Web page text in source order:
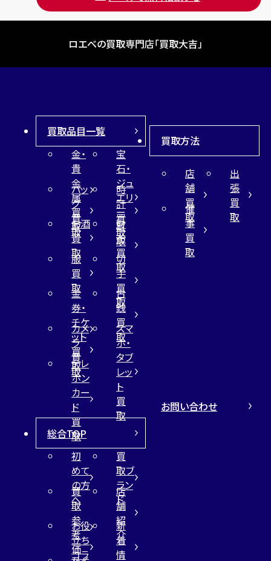
ロエベの買取専門店「買取大吉」
買取品目一覧
金・
貴
金
属
買
取
宝
石・
ジュ
エリ
ー
買
取
バッ
グ
買
取
時
計
買
取
お酒
買
取
財
布
買
取
服
買
取
切
手
買
取
金
券・
チケ
ット
買
取
古
銭
買
取
カメ
ラ
買
取
スマ
ホ・
タブ
レッ
ト
買
取
テレ
ホン
カー
ド
買
取
買取方法
店
舗
買
取
出
張
買
取
催
事
買
取
総合TOP
初
めて
の方
へ
買
取ブ
ラン
ド
買
取
参
考
価
店
舗
紹
介
お役
立ち
コラ
新
着
情
お問い合わせ